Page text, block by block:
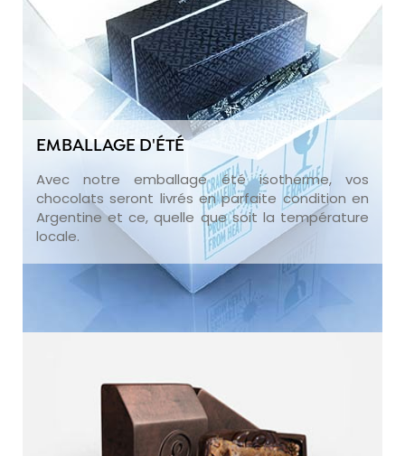
EMBALLAGE D'ÉTÉ
Avec notre emballage été isotherme, vos
chocolats seront livrés en parfaite condition en
Argentine et ce, quelle que soit la température
locale.